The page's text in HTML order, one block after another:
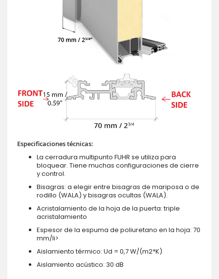
Especificaciones técnicas:
La cerradura multipunto FUHR se utiliza para
bloquear. Tiene muchas configuraciones de cierre
y control.
Bisagras: a elegir entre bisagras de mariposa o de
rodillo (WALA) y bisagras ocultas (WALA).
Acristalamiento de la hoja de la puerta: triple
acristalamiento
Espesor de la espuma de poliuretano en la hoja: 70
mm/li>
Aislamiento térmico: Ud = 0,7 W/(m2*K)
Aislamiento acústico: 30 dB